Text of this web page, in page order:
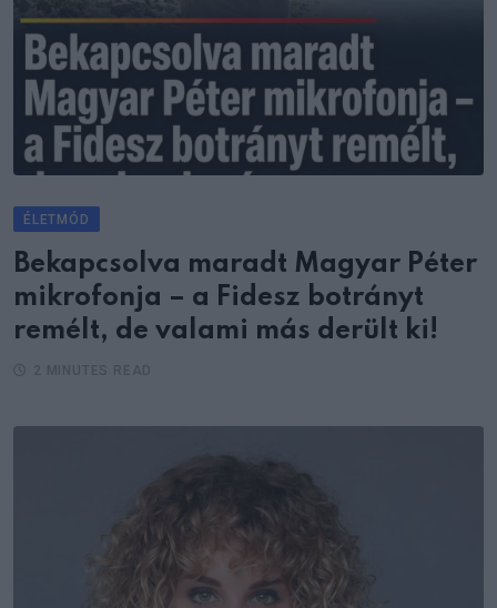
ÉLETMÓD
Bekapcsolva maradt Magyar Péter
mikrofonja – a Fidesz botrányt
remélt, de valami más derült ki!